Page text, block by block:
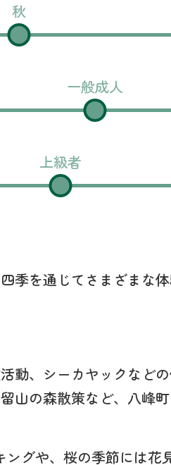
秋
一般成人
上級者
季を通じてさまざまな
動、シーカヤックなど
山の森散策など、八峰
グや、桜の季節には花